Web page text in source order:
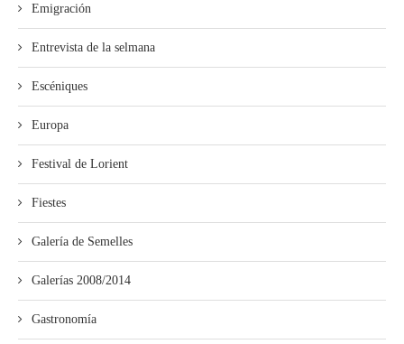
Emigración
Entrevista de la selmana
Escéniques
Europa
Festival de Lorient
Fiestes
Galería de Semelles
Galerías 2008/2014
Gastronomía